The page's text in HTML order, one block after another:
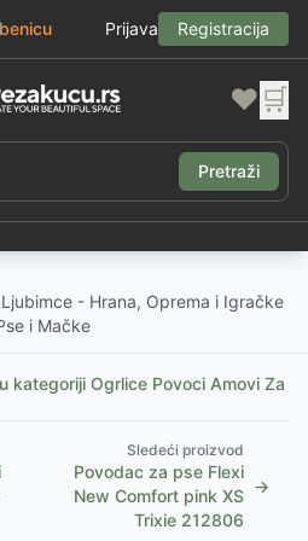
Prijava Registracija
❤️ 🛒
Pretraži
- Hrana, Oprema i Igračke
i Mačke
kategoriji Ogrlice Povoci Amovi Za
Sledeći proizvod
Povodac za pse Flexi
New Comfort pink XS
Trixie 212806
→